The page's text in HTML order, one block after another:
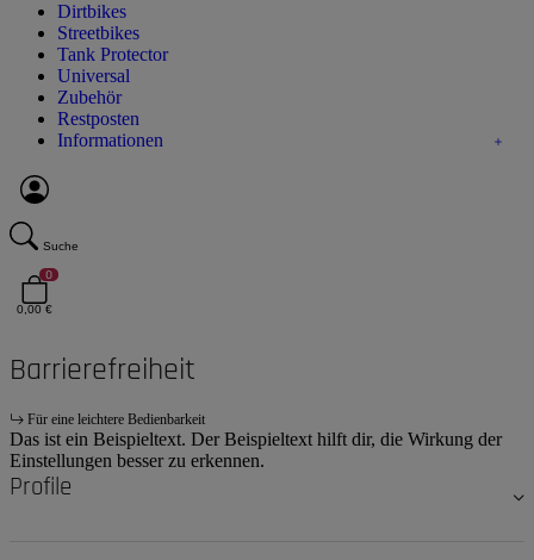
Dirtbikes
Streetbikes
Tank Protector
Universal
Zubehör
Restposten
Informationen
Suche
0
0,00 €
Barrierefreiheit
Für eine leichtere Bedienbarkeit
Das ist ein Beispieltext. Der Beispieltext hilft dir, die Wirkung der
Einstellungen besser zu erkennen.
Profile